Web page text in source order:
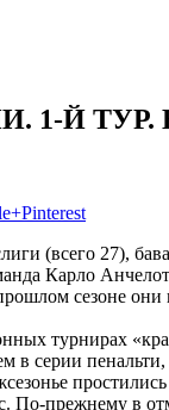
Й ТУР.
Pinterest
(всего 27),
Карло
сезоне они
турнирах
в серии
По-прежнему в